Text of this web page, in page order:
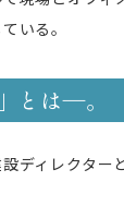
いる。
とは―。
ディレクター